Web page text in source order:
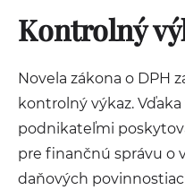
Kontrolný
Novela zákona o DPH
kontrolný výkaz.
podnikateľmi
pre finančnú správu o
daňových